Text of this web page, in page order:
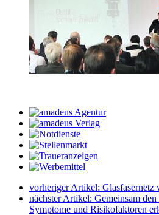
vorheriger Artikel: Glasfasernetz
nächster Artikel: Gemeinsam
Symptome und Risikofaktoren